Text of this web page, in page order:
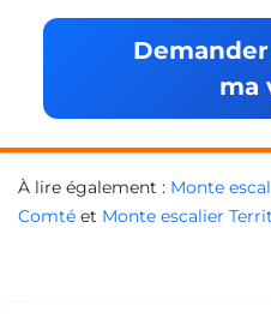
ma
À lire également : Monte
Comté et Monte escalier